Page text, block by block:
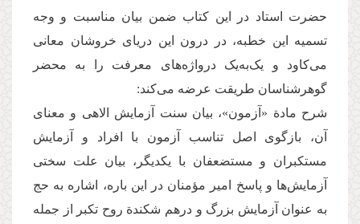
حضرت استاد در این کتاب ضمن بیان مناسبت و وجه
تسمیه این خطبه، در درون این دریای خروشان معانی
می‌کاود و یک‌به‌یک درواژه‌های معرفت را به محضر
گوهرشناسان طریقت عرضه می‌کند:
شرح مادة «آزمون»، بیان سنت آزمایش الاهی و معنای
آن، بازگوی اصل تناسب آزمون با افراد و آزمایش
مستکبران و مستضعفان با یکدیگر، بیان علت سختی
آزمایش‌ها و پاسخ امیر مؤمنان در این باره، اشاره به حج
به عنوان آزمایش بزرگ و درهم شکندة روح تکبر از جمله